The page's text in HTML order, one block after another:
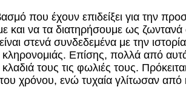
που έχουν επιδείξει για την
να τα διατηρήσουμε ως
στενά συνδεδεμένα με την
Επίσης, πολλά από
τους τις φωλιές τους.
χρόνου, ενώ τυχαία γλίτωσαν